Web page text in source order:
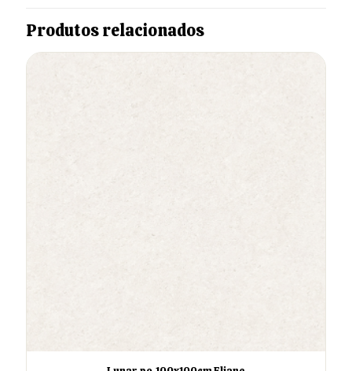
Produtos relacionados